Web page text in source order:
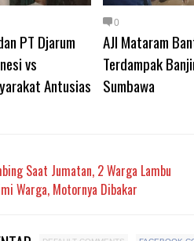
PT Djarum
vs
Antusias
0
AJI Mataram
Terdampak
Sumbawa
Saat Jumatan, 2 Warga Lambu
Warga, Motornya Dibakar